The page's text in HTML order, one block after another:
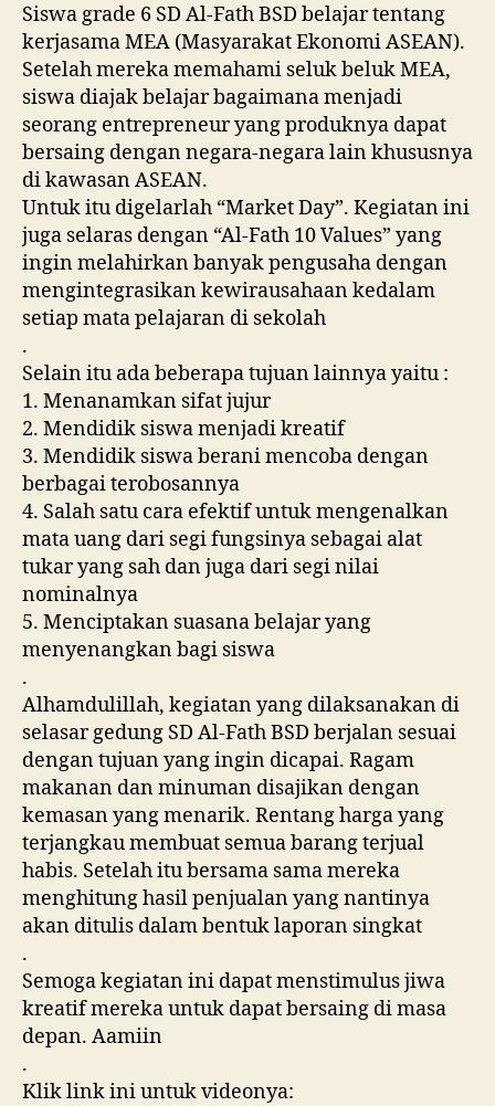
Siswa grade 6 SD Al-Fath BSD belajar tentang
kerjasama MEA (Masyarakat Ekonomi ASEAN).
Setelah mereka memahami seluk beluk MEA,
siswa diajak belajar bagaimana menjadi
seorang entrepreneur yang produknya dapat
bersaing dengan negara-negara lain khususnya
di kawasan ASEAN.
Untuk itu digelarlah “Market Day”. Kegiatan ini
juga selaras dengan “Al-Fath 10 Values” yang
ingin melahirkan banyak pengusaha dengan
mengintegrasikan kewirausahaan kedalam
setiap mata pelajaran di sekolah
.
Selain itu ada beberapa tujuan lainnya yaitu :
1. Menanamkan sifat jujur
2. Mendidik siswa menjadi kreatif
3. Mendidik siswa berani mencoba dengan
berbagai terobosannya
4. Salah satu cara efektif untuk mengenalkan
mata uang dari segi fungsinya sebagai alat
tukar yang sah dan juga dari segi nilai
nominalnya
5. Menciptakan suasana belajar yang
menyenangkan bagi siswa
.
Alhamdulillah, kegiatan yang dilaksanakan di
selasar gedung SD Al-Fath BSD berjalan sesuai
dengan tujuan yang ingin dicapai. Ragam
makanan dan minuman disajikan dengan
kemasan yang menarik. Rentang harga yang
terjangkau membuat semua barang terjual
habis. Setelah itu bersama sama mereka
menghitung hasil penjualan yang nantinya
akan ditulis dalam bentuk laporan singkat
.
Semoga kegiatan ini dapat menstimulus jiwa
kreatif mereka untuk dapat bersaing di masa
depan. Aamiin
.
Klik link ini untuk videonya: